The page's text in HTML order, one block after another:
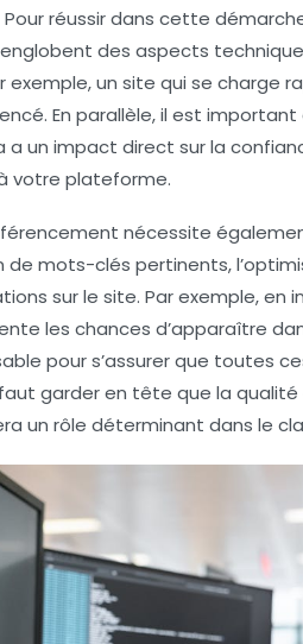
réussir dans cette
des aspects
exemple, un site qui se charge
En parallèle, il est
a un impact direct sur la
votre plateforme.
nécessite
de mots-clés pertinents,
sur le site. Par exemple, en
les chances d’apparaître
pour s’assurer que toutes
garder en tête que la qualité
un rôle déterminant dans le